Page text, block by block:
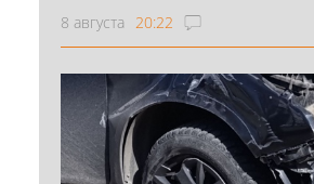
8 августа 20:22